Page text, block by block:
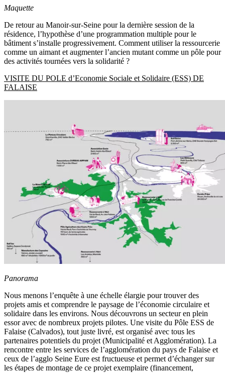
Maquette
De retour au Manoir-sur-Seine pour la dernière session de la
résidence, l’hypothèse d’une programmation multiple pour le
bâtiment s’installe progressivement. Comment utiliser la ressourcerie
comme un aimant et augmenter l’ancien mutant comme un pôle pour
des activités tournées vers la solidarité ?
VISITE DU POLE d’Economie Sociale et Solidaire (ESS) DE
FALAISE
Panorama
Nous menons l’enquête à une échelle élargie pour trouver des
projets amis et comprendre le paysage de l’économie circulaire et
solidaire dans les environs. Nous découvrons un secteur en plein
essor avec de nombreux projets pilotes. Une visite du Pôle ESS de
Falaise (Calvados), tout juste livré, est organisé avec tous les
partenaires potentiels du projet (Municipalité et Agglomération). La
rencontre entre les services de l’agglomération du pays de Falaise et
ceux de l’agglo Seine Eure est fructueuse et permet d’échanger sur
les étapes de montage de ce projet exemplaire (financement,